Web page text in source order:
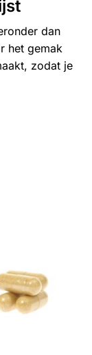
dan
het gemak
zodat je